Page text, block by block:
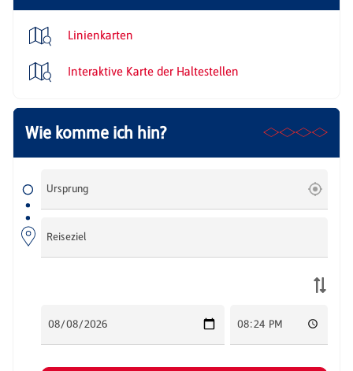
Linienkarten
Interaktive Karte der Haltestellen